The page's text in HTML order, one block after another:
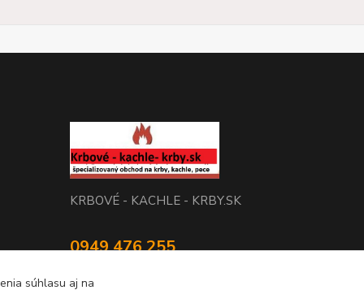
KRBOVÉ - KACHLE - KRBY.SK
0949 476 255
súhlasu aj na